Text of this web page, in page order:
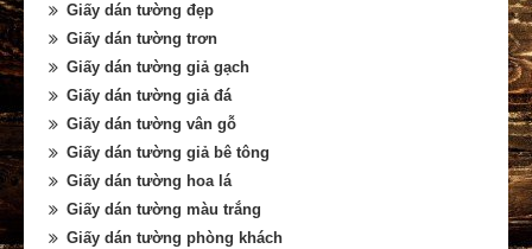
Giấy dán tường đẹp
Giấy dán tường trơn
Giấy dán tường giả gạch
Giấy dán tường giả đá
Giấy dán tường vân gỗ
Giấy dán tường giả bê tông
Giấy dán tường hoa lá
Giấy dán tường màu trắng
Giấy dán tường phòng khách